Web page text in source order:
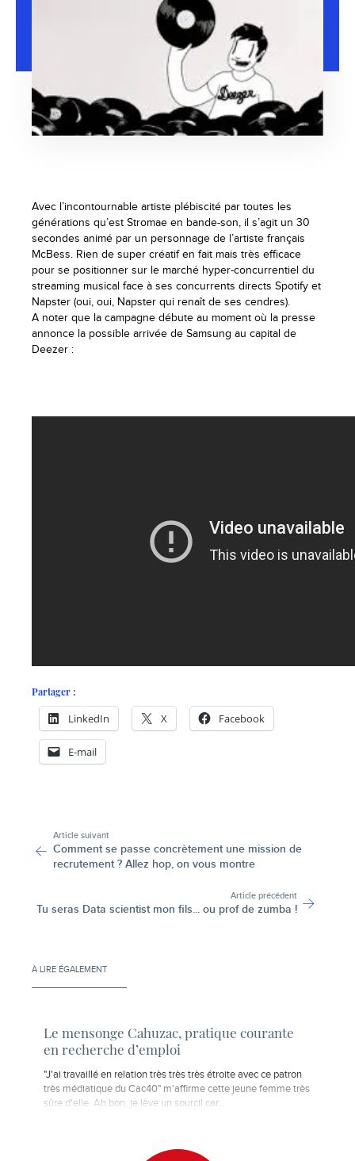
Avec l’incontournable artiste plébiscité par toutes les
générations qu’est Stromae en bande-son, il s’agit un 30
secondes animé par un personnage de l’artiste français
McBess. Rien de super créatif en fait mais très efficace
pour se positionner sur le marché hyper-concurrentiel du
streaming musical face à ses concurrents directs Spotify et
Napster (oui, oui, Napster qui renaît de ses cendres).
A noter que la campagne débute au moment où la presse
annonce la possible arrivée de Samsung au capital de
Deezer :
Partager :
LinkedIn X Facebook
E-mail
Article suivant
Comment se passe concrètement une mission de
recrutement ? Allez hop, on vous montre
Article précédent
Tu seras Data scientist mon fils... ou prof de zumba !
À LIRE ÉGALEMENT
Le mensonge Cahuzac, pratique courante
en recherche d’emploi
"J'ai travaillé en relation très très très étroite avec ce patron
très médiatique du Cac40" m'affirme cette jeune femme très
sûre d'elle. Ah bon, je lève un sourcil car...